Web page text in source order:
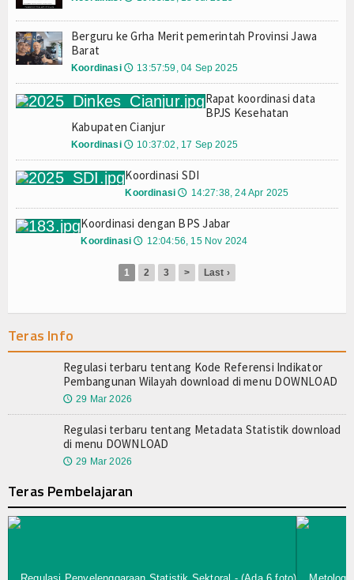
Berguru ke Grha Merit pemerintah Provinsi Jawa
Barat
Koordinasi 🕔 13:57:59, 04 Sep 2025
Rapat koordinasi data
BPJS Kesehatan
Kabupaten Cianjur
Koordinasi 🕔 10:37:02, 17 Sep 2025
Koordinasi SDI
Koordinasi 🕔 14:27:38, 24 Apr 2025
Koordinasi dengan BPS Jabar
Koordinasi 🕔 12:04:56, 15 Nov 2024
1 2 3 > Last ›
Teras Info
Regulasi terbaru tentang Kode Referensi Indikator
Pembangunan Wilayah download di menu DOWNLOAD
🕔 29 Mar 2026
Regulasi terbaru tentang Metadata Statistik download
di menu DOWNLOAD
🕔 29 Mar 2026
Teras Pembelajaran